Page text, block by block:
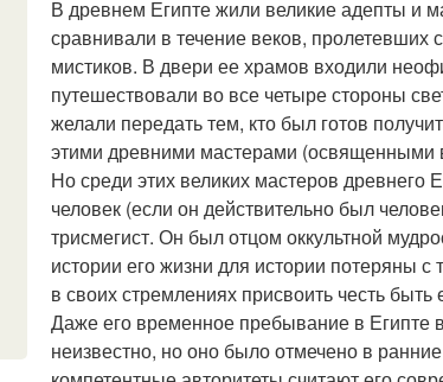
В древнем Египте жили великие адепты и
сравнивали в течение веков,
мистиков. В двери ее храмов входили
путешествовали во все четыре стороны
желали передать тем, кто был готов
этими древними мастерами (освященными
Но среди этих великих мастеров древнего
человек (если он действительно был
трисмегист. Он был отцом оккультной
истории его жизни для истории потеряны
в своих стремлениях присвоить честь быть
Даже его временное пребывание в Египте
неизвестно, но оно было отмечено в